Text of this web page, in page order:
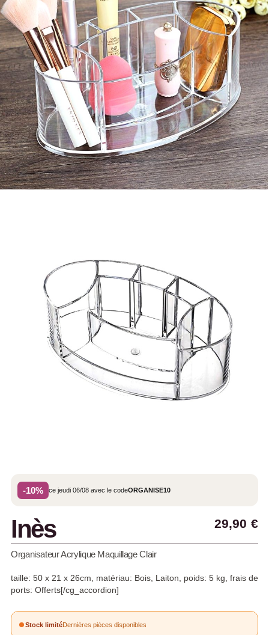
-10% ce jeudi 06/08 avec le codeORGANISE10
Inès 29,90 €
Organisateur Acrylique Maquillage Clair
taille: 50 x 21 x 26cm, matériau: Bois, Laiton, poids: 5 kg, frais de
ports: Offerts[/cg_accordion]
Stock limitéDernières pièces disponibles